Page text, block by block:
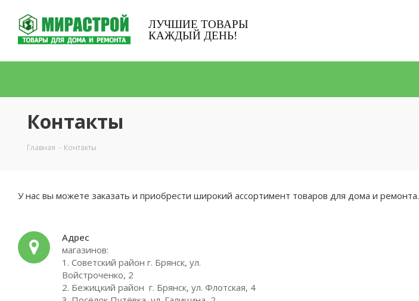
ЛУЧШИЕ ТОВАРЫ
КАЖДЫЙ ДЕНЬ!
Контакты
Главная - Контакты
У нас вы можете заказать и приобрести широкий ассортимент товаров для дома и ремонта.
Адрес
магазинов:
1. Советский район г. Брянск, ул.
Войстроченко, 2
2. Бежицкий район г. Брянск, ул. Флотская, 4